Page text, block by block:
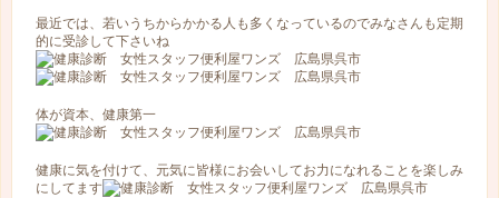
最近では、若いうちからかかる人も多くなっているのでみなさんも定期
的に受診して下さいね
体が資本、健康第一
健康に気を付けて、元気に皆様にお会いしてお力になれることを楽しみ
にしてます